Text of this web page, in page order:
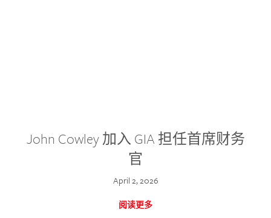
John Cowley 加入 GIA 担任首席财务
官
April 2, 2026
阅读更多